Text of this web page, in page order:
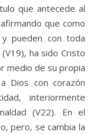
que antecede al
que como
pueden con toda
ha sido Cristo
medio de su propia
Dios con corazón
interiormente
(V22). En el
pero, se cambia la